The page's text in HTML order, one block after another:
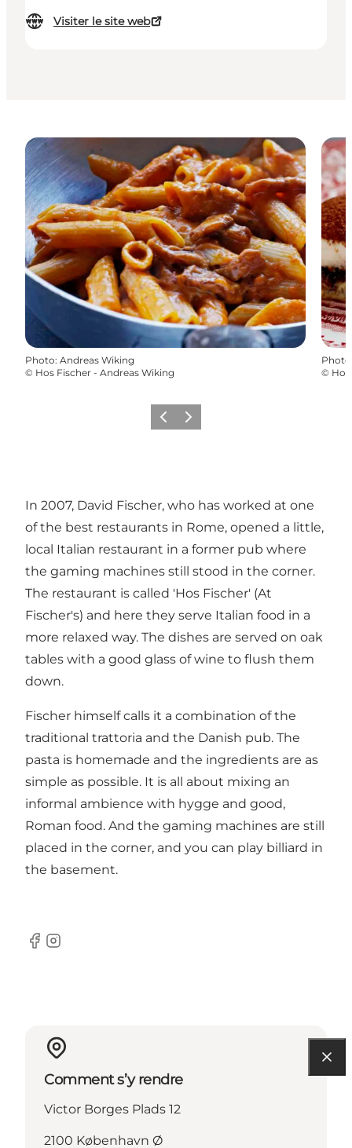
Visiter le site web
Photo: Andreas Wiking
© Hos Fischer - Andreas Wiking
Photo
©
PrécédentSuivant
In 2007, David Fischer, who has worked at one
of the best restaurants in Rome, opened a little,
local Italian restaurant in a former pub where
the gaming machines still stood in the corner.
The restaurant is called 'Hos Fischer' (At
Fischer's) and here they serve Italian food in a
more relaxed way. The dishes are served on oak
tables with a good glass of wine to flush them
down.
Fischer himself calls it a combination of the
traditional trattoria and the Danish pub. The
pasta is homemade and the ingredients are as
simple as possible. It is all about mixing an
informal ambience with hygge and good,
Roman food. And the gaming machines are still
placed in the corner, and you can play billiard in
the basement.
Facebook
Instagram
Comment s’y rendre
Victor Borges Plads 12
2100 København Ø